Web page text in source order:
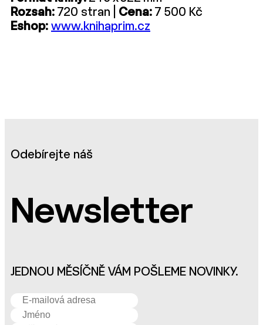
Rozsah: 720 stran | Cena: 7 500 Kč
Eshop: www.knihaprim.cz
Odebírejte náš
Newsletter
JEDNOU MĚSÍČNĚ VÁM POŠLEME NOVINKY.